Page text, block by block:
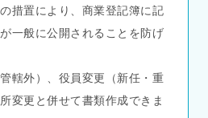
措置により、商業登記簿に記
一般に公開されることを防げ
轄外）、役員変更（新任・重
変更と併せて書類作成できま